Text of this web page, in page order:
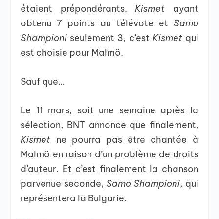
étaient prépondérants.Kismet ayant
obtenu 7 points au télévote et Samo
Shampioni seulement 3, c’est Kismetqui
est choisie pour Malmö.
Sauf que…
Le 11 mars, soit une semaine après la
sélection, BNT annonce que finalement,
Kismet ne pourra pas être chantée à
Malmö en raison d’un problème de droits
d’auteur. Et c’est finalement la chanson
parvenue seconde, Samo Shampioni, qui
représentera la Bulgarie.